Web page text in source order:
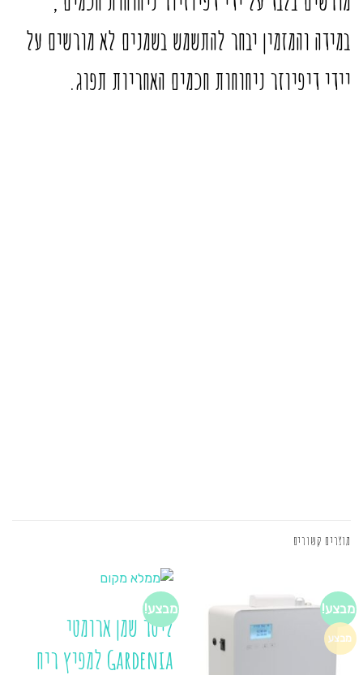
במידה והמזמין יבחר להתשמש בשמנים לא מורשים על
יידי דיפיוזר ניחוחות חכמים האחריות תפוג.
מוצרים קשורים
מבצע!
מבצע
מבצע!
ליטר שמן ארומטי
Gardenia למפיץ ריח